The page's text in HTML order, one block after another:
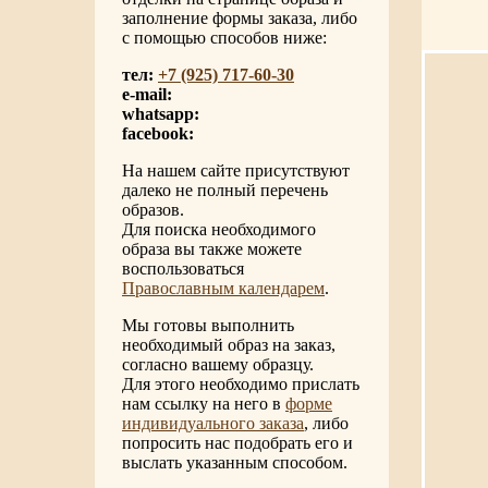
заполнение формы заказа, либо
с помощью способов ниже:
тел: +7 (925) 717-60-30
e-mail:
whatsapp:
facebook:
На нашем сайте присутствуют
далеко не полный перечень
образов.
Для поиска необходимого
образа вы также можете
воспользоваться
Православным календарем.
Мы готовы выполнить
необходимый образ на заказ,
согласно вашему образцу.
Для этого необходимо прислать
нам ссылку на него в форме
индивидуального заказа, либо
попросить нас подобрать его и
выслать указанным способом.